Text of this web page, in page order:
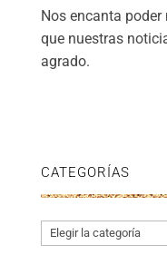
Nos encanta
que nuestras
agrado.
CATEGORÍAS
Categorías